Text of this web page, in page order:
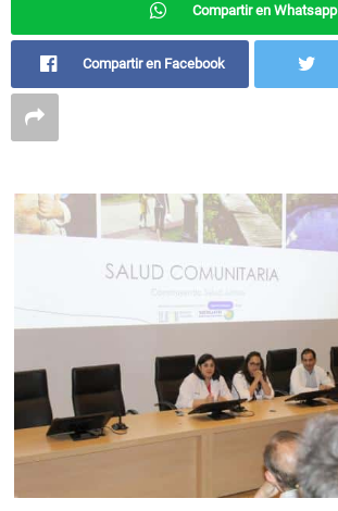
Compartir en Whatsapp
Compartir en Facebook